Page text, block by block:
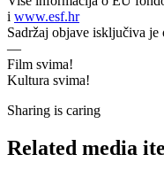
i www.esf.hr
Sadržaj objave isključiva
—
Film svima!
Kultura svima!
Sharing is caring
Related media